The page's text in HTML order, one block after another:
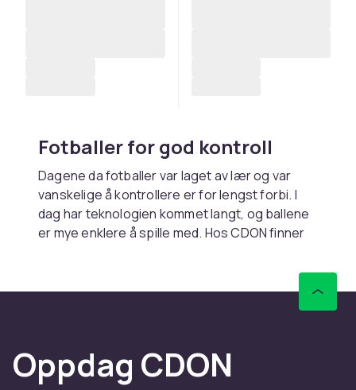
Fotballer for god kontroll
Dagene da fotballer var laget av lær og var
vanskelige å kontrollere er for lengst forbi. I
dag har teknologien kommet langt, og ballene
er mye enklere å spille med. Hos CDON finner
Velg riktig størrelse på ballen
størrelsen på ballen er tilpasset personen
som skal spille med den. De minste barna bør
Oppdag CDON